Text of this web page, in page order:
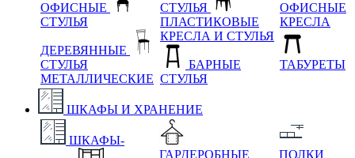
ОФИСНЫЕ
СТУЛЬЯ
ДЕРЕВЯННЫЕ
СТУЛЬЯ
МЕТАЛЛИЧЕСКИЕ
СТУЛЬЯ
ПЛАСТИКОВЫЕ
КРЕСЛА И СТУЛЬЯ
БАРНЫЕ
СТУЛЬЯ
ОФИСНЫЕ
КРЕСЛА
ТАБУРЕТЫ
ШКАФЫ И ХРАНЕНИЕ
ШКАФЫ-
ГАРДЕРОБНЫЕ
ПОЛКИ